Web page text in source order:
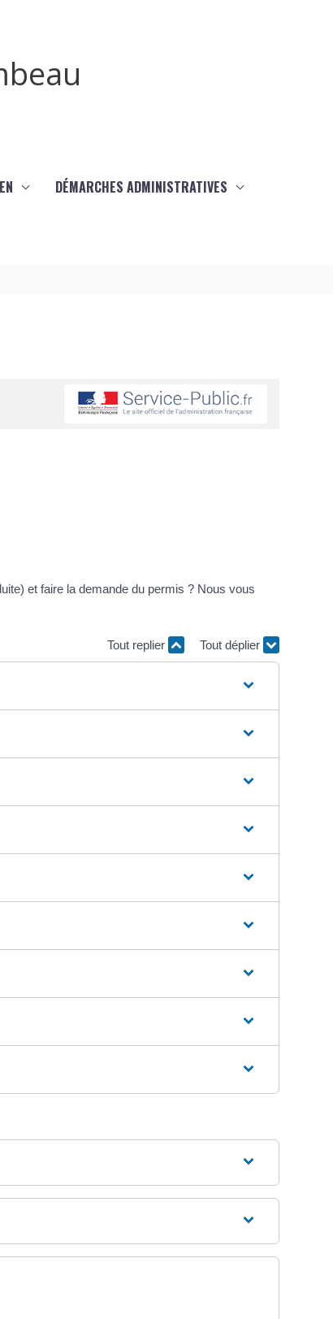
DÉMARCHES ADMINISTRATIVES
et faire la demande du permis ? Nous vous
Tout replier Tout déplier